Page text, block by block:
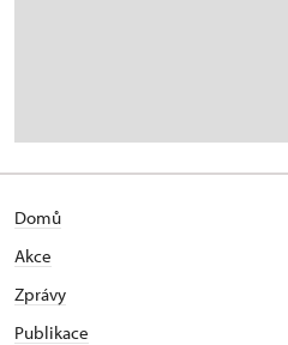
Domů
Akce
Zprávy
Publikace